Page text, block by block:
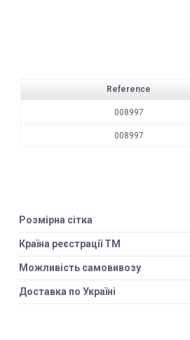
Reference
008997
008997
Розмірна сітка
Країна реєстрації ТМ
Можливість самовивозу
Доставка по Україні